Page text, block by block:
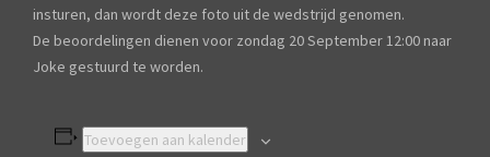
insturen, dan wordt deze foto uit de wedstrijd genomen.
De beoordelingen dienen voor zondag 20 September 12:00 naar
Joke gestuurd te worden.
Toevoegen aan kalender